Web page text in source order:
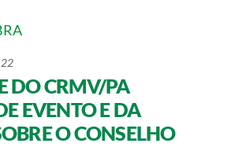
DO CRMV/PA
EVENTO E DA
O CONSELHO